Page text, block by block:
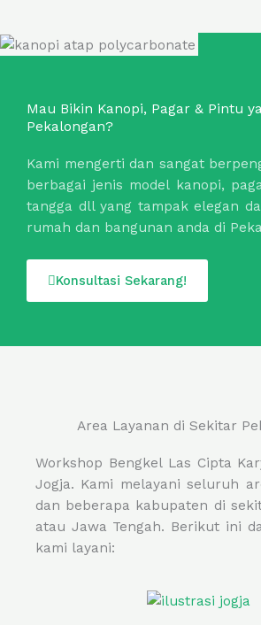
Mau Bikin Kanopi, Pagar & Pintu
Pekalongan?
Kami mengerti dan sangat
berbagai jenis model kanopi,
tangga dll yang tampak elegan
rumah dan bangunan anda di
Konsultasi Sekarang!
Area Layanan di Sekitar
Workshop Bengkel Las Cipta
Jogja. Kami melayani seluruh
dan beberapa kabupaten di
atau Jawa Tengah. Berikut ini
kami layani: